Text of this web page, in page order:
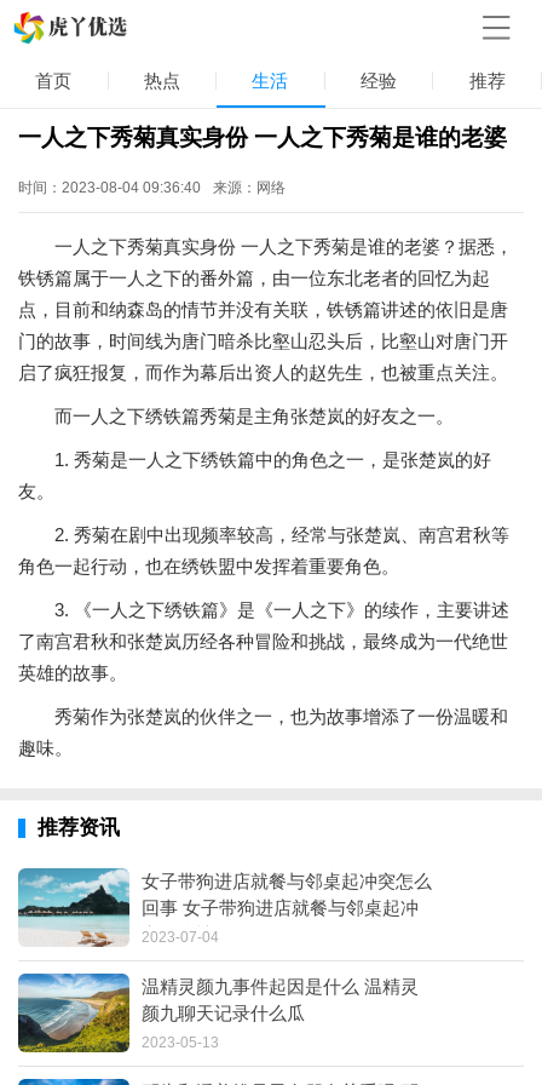
首页 热点 生活 经验 推荐
一人之下秀菊真实身份 一人之下秀菊是谁的老婆
时间：2023-08-04 09:36:40 来源：网络
一人之下秀菊真实身份 一人之下秀菊是谁的老婆？据悉，
铁锈篇属于一人之下的番外篇，由一位东北老者的回忆为起
点，目前和纳森岛的情节并没有关联，铁锈篇讲述的依旧是唐
门的故事，时间线为唐门暗杀比壑山忍头后，比壑山对唐门开
启了疯狂报复，而作为幕后出资人的赵先生，也被重点关注。
而一人之下绣铁篇秀菊是主角张楚岚的好友之一。
1. 秀菊是一人之下绣铁篇中的角色之一，是张楚岚的好
友。
2. 秀菊在剧中出现频率较高，经常与张楚岚、南宫君秋等
角色一起行动，也在绣铁盟中发挥着重要角色。
3. 《一人之下绣铁篇》是《一人之下》的续作，主要讲述
了南宫君秋和张楚岚历经各种冒险和挑战，最终成为一代绝世
英雄的故事。
秀菊作为张楚岚的伙伴之一，也为故事增添了一份温暖和
趣味。
推荐资讯
女子带狗进店就餐与邻桌起冲突怎么
回事 女子带狗进店就餐与邻桌起冲
突什么情况
2023-07-04
温精灵颜九事件起因是什么 温精灵
颜九聊天记录什么瓜
2023-05-13